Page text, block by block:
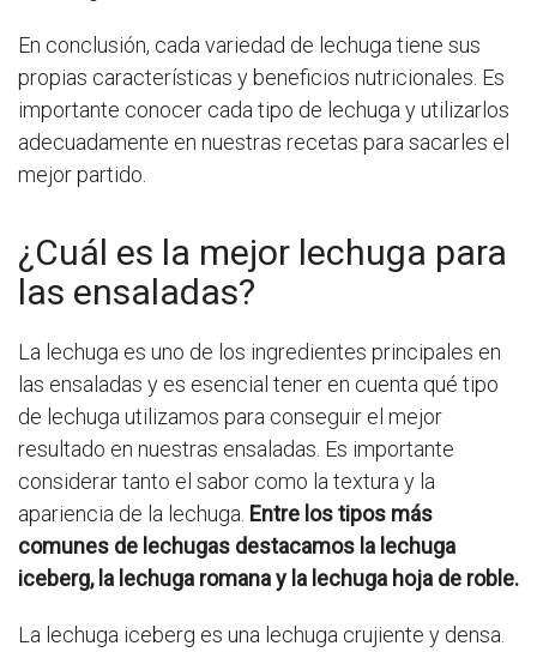
En conclusión, cada variedad de lechuga tiene sus
propias características y beneficios nutricionales. Es
importante conocer cada tipo de lechuga y utilizarlos
adecuadamente en nuestras recetas para sacarles el
mejor partido.
¿Cuál es la mejor lechuga para
las ensaladas?
La lechuga es uno de los ingredientes principales en
las ensaladas y es esencial tener en cuenta qué tipo
de lechuga utilizamos para conseguir el mejor
resultado en nuestras ensaladas. Es importante
considerar tanto el sabor como la textura y la
apariencia de la lechuga. Entre los tipos más
comunes de lechugas destacamos la lechuga
iceberg, la lechuga romana y la lechuga hoja de roble.
La lechuga iceberg es una lechuga crujiente y densa.